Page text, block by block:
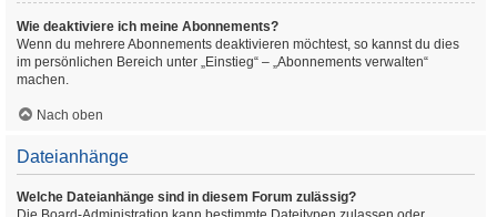
Wie deaktiviere ich meine Abonnements?
Wenn du mehrere Abonnements deaktivieren möchtest, so kannst du dies
im persönlichen Bereich unter „Einstieg“ – „Abonnements verwalten“
machen.
Nach oben
Dateianhänge
Welche Dateianhänge sind in diesem Forum zulässig?